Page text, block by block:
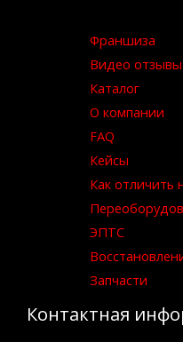
Франшиза
Видео отзывы
Каталог
О компании
FAQ
Кейсы
Как отличить
ЭПТС
Запчасти
Контактная